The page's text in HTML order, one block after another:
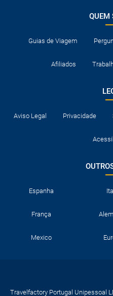
desaconselhamos o seu
cada estabelecimento, mas
O cartão de crédito é
Normalmente os hotéis
Consulte a documentação
QUEM
Guias de Viagem
Afiliados
Aviso Legal Privacidade
Espanha
França
Mexico
Travelfactory Portugal Unipessoal